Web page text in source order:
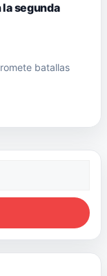
la segunda
batallas